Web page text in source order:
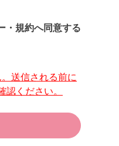
・規約へ同意する
送信される前に
ください。